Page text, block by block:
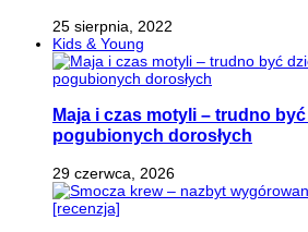
25 sierpnia, 2022
Kids & Young
Maja i czas motyli – trudno
pogubionych dorosłych
29 czerwca, 2026